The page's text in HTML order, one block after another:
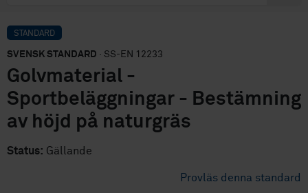
STANDARD
SVENSK STANDARD · SS-EN 12233
Golvmaterial -
Sportbeläggningar - Bestämning
av höjd på naturgräs
Status: Gällande
Provläs denna standard